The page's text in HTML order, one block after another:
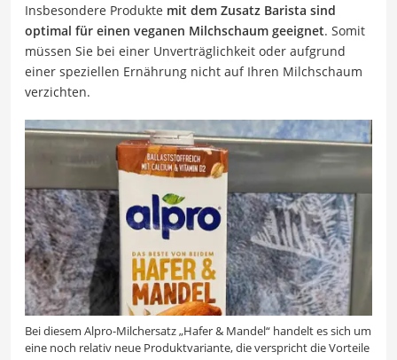
Insbesondere Produkte mit dem Zusatz Barista sind
optimal für einen veganen Milchschaum geeignet. Somit
müssen Sie bei einer Unverträglichkeit oder aufgrund
einer speziellen Ernährung nicht auf Ihren Milchschaum
verzichten.
Bei diesem Alpro-Milchersatz „Hafer & Mandel“ handelt es sich um
eine noch relativ neue Produktvariante, die verspricht die Vorteile